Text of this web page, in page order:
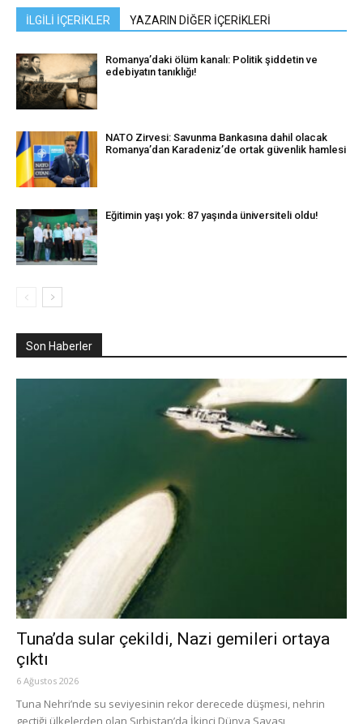
İLGİLİ İÇERİKLER YAZARIN DİĞER İÇERİKLERİ
Romanya’daki ölüm kanalı: Politik şiddetin ve
edebiyatın tanıklığı!
NATO Zirvesi: Savunma Bankasına dahil olacak
Romanya’dan Karadeniz’de ortak güvenlik hamlesi
Eğitimin yaşı yok: 87 yaşında üniversiteli oldu!
Son Haberler
Tuna’da sular çekildi, Nazi gemileri ortaya
çıktı
6 Ağustos 2026
Tuna Nehri’nde su seviyesinin rekor derecede düşmesi, nehrin
geçtiği ülkelerden olan Sırbistan’da İkinci Dünya Savaşı